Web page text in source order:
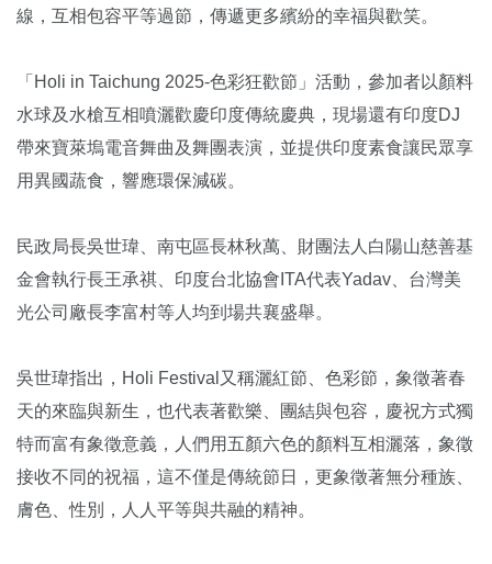
線，互相包容平等過節，傳遞更多繽紛的幸福與歡笑。
「Holi in Taichung 2025-色彩狂歡節」活動，參加者以顏料
水球及水槍互相噴灑歡慶印度傳統慶典，現場還有印度DJ
帶來寶萊塢電音舞曲及舞團表演，並提供印度素食讓民眾享
用異國蔬食，響應環保減碳。
民政局長吳世瑋、南屯區長林秋萬、財團法人白陽山慈善基
金會執行長王承祺、印度台北協會ITA代表Yadav、台灣美
光公司廠長李富村等人均到場共襄盛舉。
吳世瑋指出，Holi Festival又稱灑紅節、色彩節，象徵著春
天的來臨與新生，也代表著歡樂、團結與包容，慶祝方式獨
特而富有象徵意義，人們用五顏六色的顏料互相灑落，象徵
接收不同的祝福，這不僅是傳統節日，更象徵著無分種族、
膚色、性別，人人平等與共融的精神。